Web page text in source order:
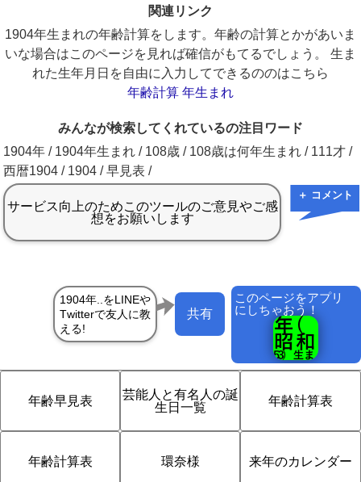
関連リンク
1904年生まれの年齢計算をします。年齢の計算とかがあいま
いな場合はこのページを見れば確信がもてるでしょう。 生ま
れた生年月日を自由に入力してできるののはこちら
年齢計算 年生まれ
みんなが検索してくれているの注目ワード
1904年 / 1904年生まれ / 108歳 / 108歳は何年生まれ / 111才 /
西暦1904 / 1904 / 早見表 /
＋ コメント
このページをアプリ
にしちゃおう！
共有
年齢早見表
芸能人と有名人の誕
生日一覧
年齢計算表
年齢計算表 環奈様 来年のカレンダー